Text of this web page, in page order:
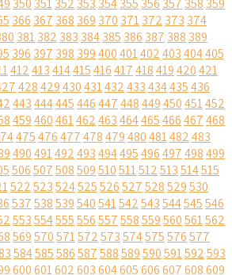
350 351352 353 354355 356 357 358 359
366 367 368 369 370 371372 373 374
381382 383 384385 386 387 388 389
396 397 398 399400401402403404405
412413414415416417418419420421
428429430431432433434435436
443444445446447448449450451452
459460461462463464465466467468
475476477478479480481482483
490491492493494495496497498499
506507508509510511512513514515
522523524525526527528529530
537538539540541542543544545546
553554555556557558559560561562
569570571572573574575576577
584585586587588589590591592593
600601602603604605606607608609